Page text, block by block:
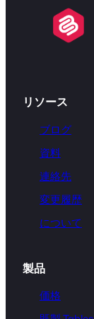
リソース
ブログ
資料
連絡先
変更履歴
について
製品
価格